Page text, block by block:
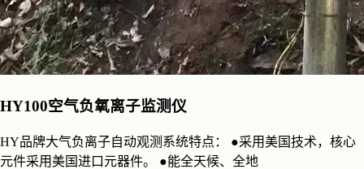
HY100空气负氧离子监测仪
HY品牌大气负离子自动观测系统特点： ●采用美国技术，核心
元件采用美国进口元器件。 ●能全天候、全地